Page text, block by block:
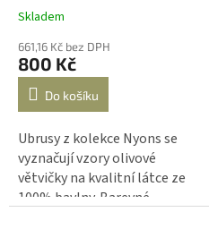
Skladem
661,16 Kč bez DPH
800 Kč
Do košíku
Ubrusy z kolekce Nyons se
vyznačují vzory olivové
větvičky na kvalitní látce ze
100% bavlny. Barevné